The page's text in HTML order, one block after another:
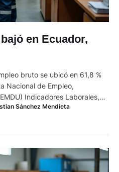
en Ecuador,
bruto se ubicó en 61,8 %
Nacional de Empleo,
Indicadores Laborales,
de Estadística y Censos
publicado este
Sánchez Mendieta